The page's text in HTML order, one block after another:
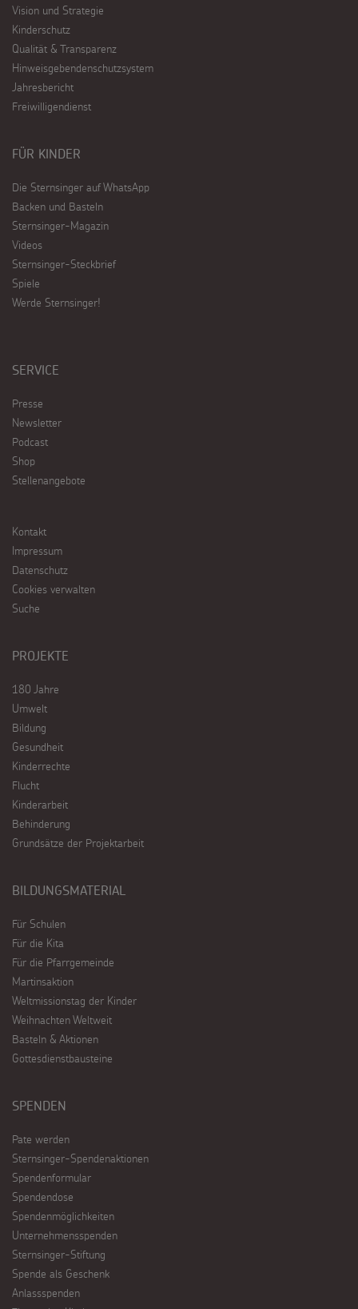
Vision und Strategie
Kinderschutz
Qualität & Transparenz
Hinweisgebendenschutzsystem
Jahresbericht
Freiwilligendienst
FÜR KINDER
Die Sternsinger auf WhatsApp
Backen und Basteln
Sternsinger-Magazin
Videos
Sternsinger-Steckbrief
Spiele
Werde Sternsinger!
SERVICE
Presse
Newsletter
Podcast
Shop
Stellenangebote
Kontakt
Impressum
Datenschutz
Cookies verwalten
Suche
PROJEKTE
180 Jahre
Umwelt
Bildung
Gesundheit
Kinderrechte
Flucht
Kinderarbeit
Behinderung
Grundsätze der Projektarbeit
BILDUNGSMATERIAL
Für Schulen
Für die Kita
Für die Pfarrgemeinde
Martinsaktion
Weltmissionstag der Kinder
Weihnachten Weltweit
Basteln & Aktionen
Gottesdienstbausteine
SPENDEN
Pate werden
Sternsinger-Spendenaktionen
Spendenformular
Spendendose
Spendenmöglichkeiten
Unternehmensspenden
Sternsinger-Stiftung
Spende als Geschenk
Anlassspenden